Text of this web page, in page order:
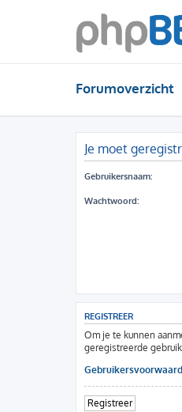
Forumoverzicht
Je moet
Gebruikersnaam:
Wachtwoord:
REGISTREER
Om je te kunnen
geregistreerde
Registreer